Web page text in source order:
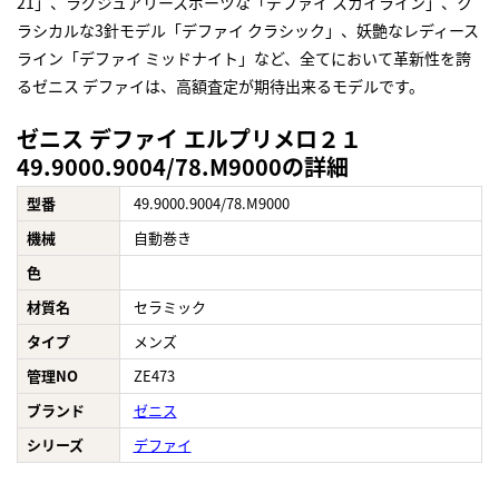
ラシカルな3針モデル「デファイ クラシック」、妖艶なレディース
ライン「デファイ ミッドナイト」など、全てにおいて革新性を誇
るゼニス デファイは、高額査定が期待出来るモデルです。
ゼニス デファイ エルプリメロ２１
49.9000.9004/78.M9000の詳細
型番
49.9000.9004/78.M9000
機械
自動巻き
色
材質名
セラミック
タイプ
メンズ
管理NO
ZE473
ブランド
ゼニス
シリーズ
デファイ